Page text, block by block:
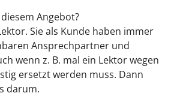
Angebot?
Sie als Kunde haben immer
Ansprechpartner und
wenn z. B. mal ein Lektor wegen
ersetzt werden muss. Dann
darum.